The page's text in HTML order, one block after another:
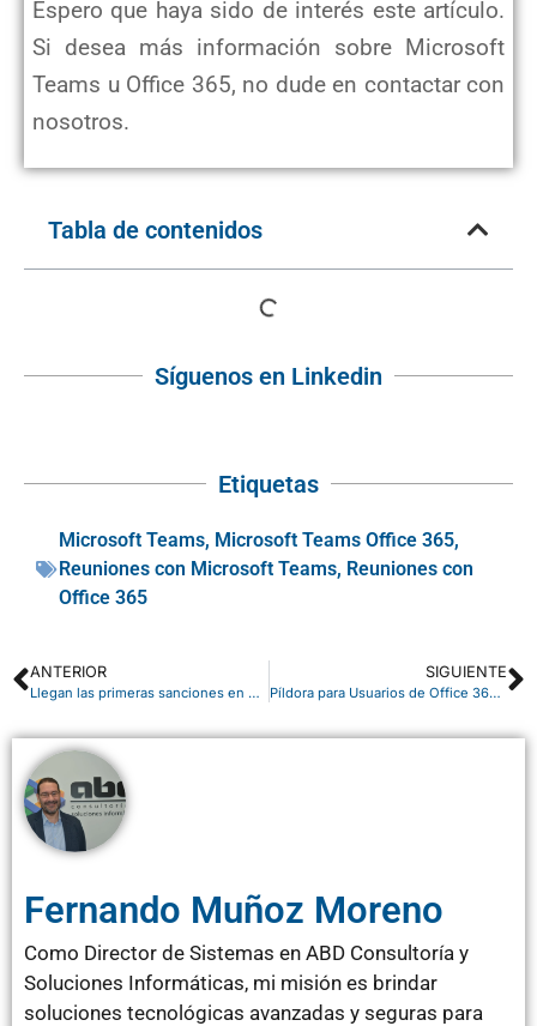
Espero que haya sido de interés este artículo.
Si desea más información sobre Microsoft
Teams u Office 365, no dude en contactar con
nosotros.
Tabla de contenidos
Síguenos en Linkedin
Etiquetas
Microsoft Teams, Microsoft Teams Office 365,
Reuniones con Microsoft Teams, Reuniones con
Office 365
ANTERIOR
Llegan las primeras sanciones en el registro de la jornada laboral
SIGUIENTE
Píldora para Usuarios de Office 365: añadir participantes a una reunión de Teams en curso
Fernando Muñoz Moreno
Como Director de Sistemas en ABD Consultoría y
Soluciones Informáticas, mi misión es brindar
soluciones tecnológicas avanzadas y seguras para